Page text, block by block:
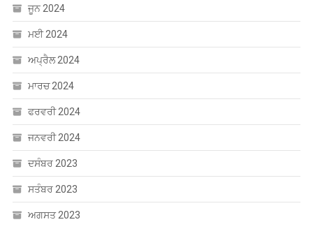
ਜੂਨ 2024
ਮਈ 2024
ਅਪ੍ਰੈਲ 2024
ਮਾਰਚ 2024
ਫਰਵਰੀ 2024
ਜਨਵਰੀ 2024
ਦਸੰਬਰ 2023
ਸਤੰਬਰ 2023
ਅਗਸਤ 2023